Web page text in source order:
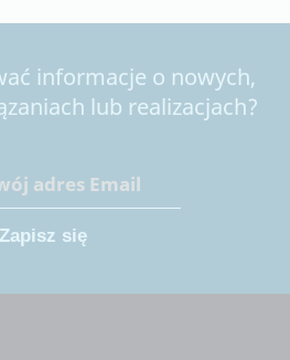
informacje o nowych,
lub realizacjach?